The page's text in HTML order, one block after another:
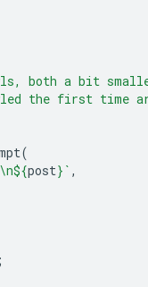
both a bit
the first time
(
${post} ` ,